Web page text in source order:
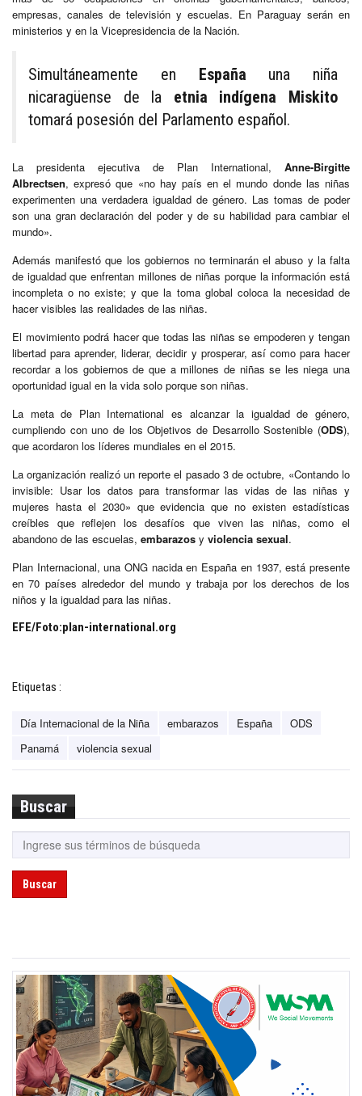
empresas, canales de televisión y escuelas. En Paraguay serán en
ministerios y en la Vicepresidencia de la Nación.
Simultáneamente en España una niña
nicaragüense de la etnia indígena Miskito
tomará posesión del Parlamento español.
La presidenta ejecutiva de Plan International, Anne-Birgitte
Albrectsen, expresó que «no hay país en el mundo donde las niñas
experimenten una verdadera igualdad de género. Las tomas de poder
son una gran declaración del poder y de su habilidad para cambiar el
mundo».
Además manifestó que los gobiernos no terminarán el abuso y la falta
de igualdad que enfrentan millones de niñas porque la información está
incompleta o no existe; y que la toma global coloca la necesidad de
hacer visibles las realidades de las niñas.
El movimiento podrá hacer que todas las niñas se empoderen y tengan
libertad para aprender, liderar, decidir y prosperar, así como para hacer
recordar a los gobiernos de que a millones de niñas se les niega una
oportunidad igual en la vida solo porque son niñas.
La meta de Plan International es alcanzar la igualdad de género,
cumpliendo con uno de los Objetivos de Desarrollo Sostenible (ODS),
que acordaron los líderes mundiales en el 2015.
La organización realizó un reporte el pasado 3 de octubre, «Contando lo
invisible: Usar los datos para transformar las vidas de las niñas y
mujeres hasta el 2030» que evidencia que no existen estadísticas
creíbles que reflejen los desafíos que viven las niñas, como el
abandono de las escuelas, embarazos y violencia sexual.
Plan Internacional, una ONG nacida en España en 1937, está presente
en 70 países alrededor del mundo y trabaja por los derechos de los
niños y la igualdad para las niñas.
EFE/Foto:plan-international.org
Etiquetas :
Día Internacional de la Niña embarazos España
ODS
Panamá
violencia sexual
Buscar
Buscar